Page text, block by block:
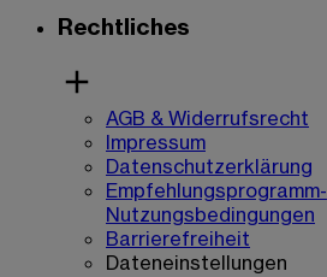
Rechtliches
AGB & Widerrufsrecht
Impressum
Datenschutzerklärung
Empfehlungsprogramm-
Nutzungsbedingungen
Barrierefreiheit
Dateneinstellungen